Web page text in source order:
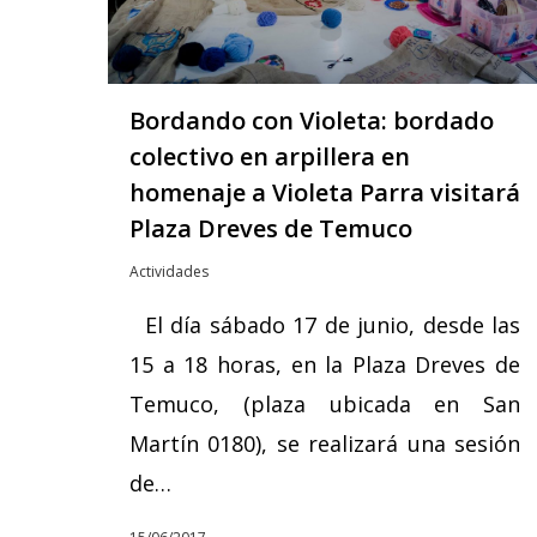
Bordando con Violeta: bordado
colectivo en arpillera en
homenaje a Violeta Parra visitará
Plaza Dreves de Temuco
Actividades
El día sábado 17 de junio, desde las
15 a 18 horas, en la Plaza Dreves de
Temuco, (plaza ubicada en San
Martín 0180), se realizará una sesión
de…